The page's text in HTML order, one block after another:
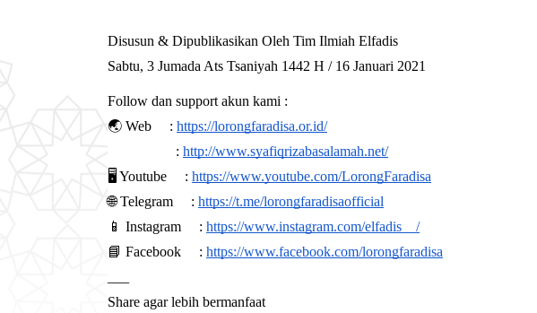
Disusun & Dipublikasikan Oleh Tim Ilmiah Elfadis
Sabtu, 3 Jumada Ats Tsaniyah 1442 H / 16 Januari 2021
Follow dan support akun kami :
🌏 Web
: https://lorongfaradisa.or.id/
: http://www.syafiqrizabasalamah.net/
🖥 Youtube
: https://www.youtube.com/LorongFaradisa
🌐 Telegram
: https://t.me/lorongfaradisaofficial
📱 Instagram
: https://www.instagram.com/elfadis__/
📘 Facebook
: https://www.facebook.com/lorongfaradisa
Share agar lebih bermanfaat